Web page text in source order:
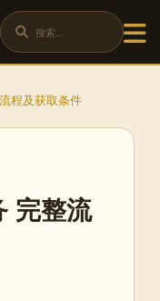
程及获取条件
完整流